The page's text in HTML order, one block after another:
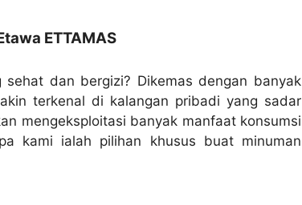
ETTAMAS
dan bergizi? Dikemas dengan banyak
terkenal di kalangan pribadi yang sadar
mengeksploitasi banyak manfaat konsumsi
kami ialah pilihan khusus buat minuman